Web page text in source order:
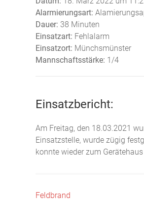
Alarmierungsart:
Dauer: 38 Minuten
Einsatzart: Fehlalarm
Einsatzort: Münchsmünster
Mannschaftsstärke: 1/4
Einsatzbericht:
Am Freitag, den 18.03.2021
Einsatzstelle, wurde zügig
konnte wieder zum
Feldbrand